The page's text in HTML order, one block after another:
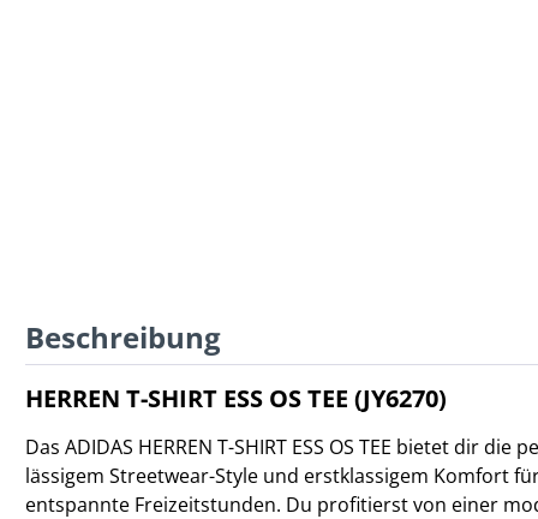
Beschreibung
HERREN T-SHIRT ESS OS TEE (JY6270)
Das ADIDAS HERREN T-SHIRT ESS OS TEE bietet dir
lässigem Streetwear-Style und erstklassigem Komfort
entspannte Freizeitstunden. Du profitierst von einer